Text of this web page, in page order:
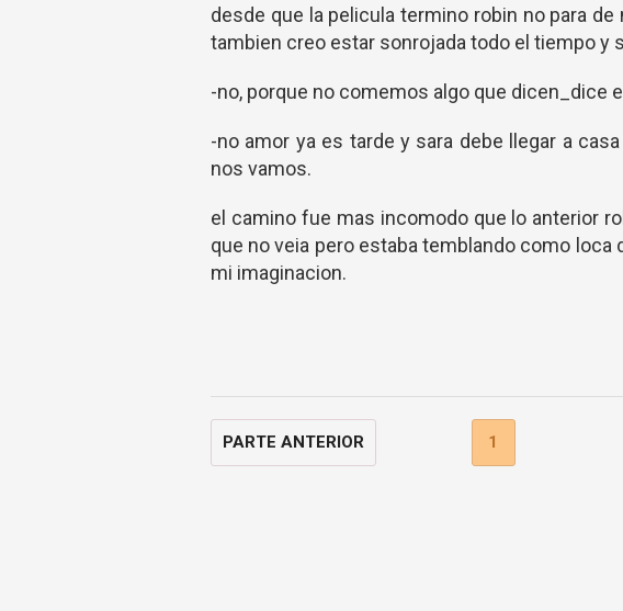
desde que la pelicula termino robin no para
tambien creo estar sonrojada todo el tiempo y
-no, porque no comemos algo que dicen_dice
-no amor ya es tarde y sara debe llegar a
nos vamos.
el camino fue mas incomodo que lo anterior
que no veia pero estaba temblando como
mi imaginacion.
PARTE ANTERIOR 1